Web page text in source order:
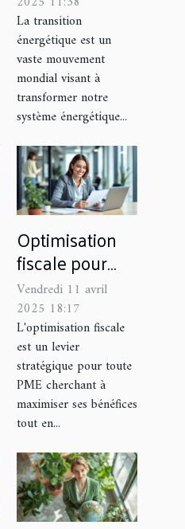
mondiale
opportunités et
défis
La transition
énergétique est un
vaste mouvement
mondial visant à
transformer notre
système énergétique...
Optimisation
fiscale pour
PME les
strategies
legales pour
réduire les
impôts
Vendredi 11 avril
2025 18:17
L'optimisation fiscale
est un levier
stratégique pour toute
PME cherchant à
maximiser ses bénéfices
tout en...